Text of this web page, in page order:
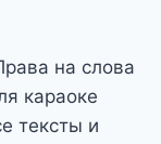
на слова
караоке
тексты и